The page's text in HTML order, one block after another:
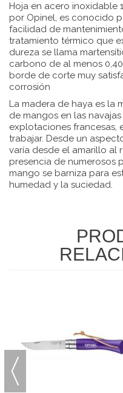
Hoja en acero inoxidable
por Opinel, es conocido
facilidad de
tratamiento térmico que
dureza se llama
carbono de al menos
borde de corte muy
corrosión
La madera de haya es la
de mangos en las
explotaciones francesas,
trabajar. Desde un
varía desde el amarillo al
presencia de numerosos
mango se barniza para
humedad y la suciedad.